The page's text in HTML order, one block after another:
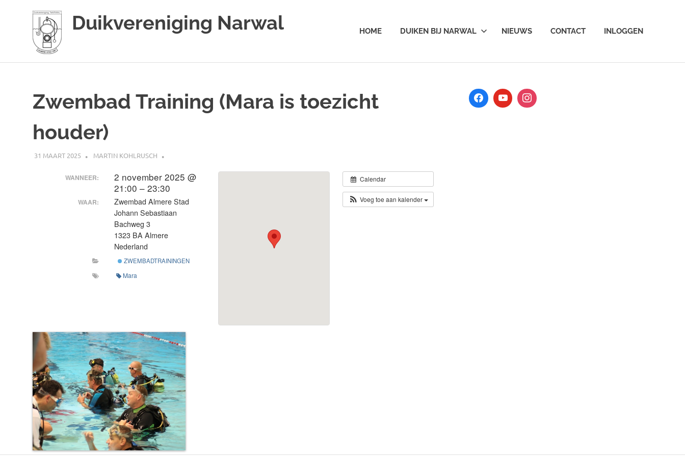
Duikvereniging Narwal HOME DUIKEN BIJ NARWAL NIEUWS CONTACT INLOGGEN
Zwembad Training (Mara is toezicht
houder)
31 MAART 2025 MARTIN KOHLRUSCH
Calendar
Voeg toe aan kalender
WANNEER:
2 november 2025 @
21:00 – 23:30
WAAR:
Zwembad Almere Stad
Johann Sebastiaan
Bachweg 3
1323 BA Almere
Nederland
ZWEMBADTRAININGEN
Mara